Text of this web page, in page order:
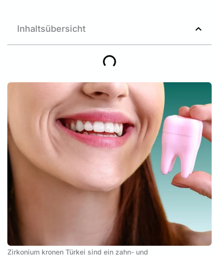
Inhaltsübersicht
Zirkonium kronen Türkei sind ein zahn- und